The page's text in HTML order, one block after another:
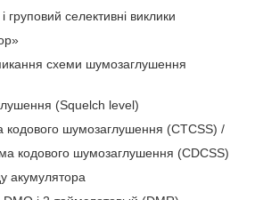
груповий селективні виклики
схеми шумозаглушення
(Squelch level)
кодового шумозаглушення (CTCSS) /
кодового шумозаглушення (CDCSS)
акумулятора